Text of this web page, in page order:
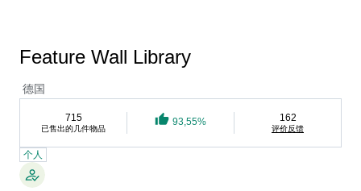
Feature Wall Library
德国
715
已售出的几件物品
93,55% 162
评价反馈
个人